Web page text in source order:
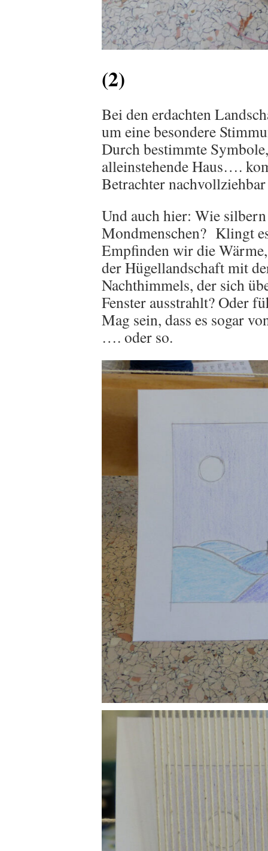
(2)
Bei den erdachten
um eine besondere
Durch bestimmte
alleinstehende Haus….
Betrachter
Und auch hier: Wie
Mondmenschen? Klingt
Empfinden wir die
der Hügellandschaft mit
Nachthimmels, der sich
Fenster ausstrahlt? Oder
Mag sein, dass es sogar
…. oder so.